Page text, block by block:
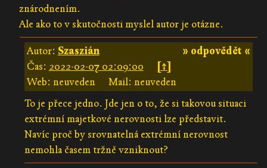
znárodnením.
Ale ako to v skutočnosti myslel autor je otázne.
» odpovědět «
Autor: Szaszián
Čas: 2022-02-07 02:09:00
[↑]
Web: neuveden
Mail: neuveden
To je přece jedno. Jde jen o to, že si takovou situaci
extrémní majetkové nerovnosti lze představit.
Navíc proč by srovnatelná extrémní nerovnost
nemohla časem tržně vzniknout?